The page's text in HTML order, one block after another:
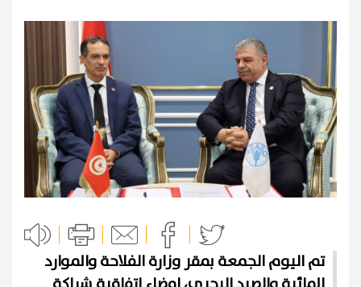
تم اليوم الجمعة بمقر وزارة الفلاحة والموارد